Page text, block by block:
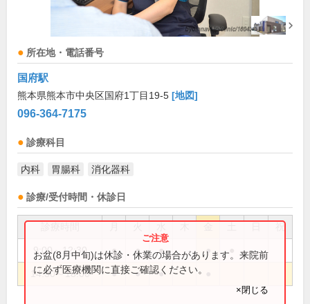
所在地・電話番号
国府駅
熊本県熊本市中央区国府1丁目19-5 [地図]
096-364-7175
診療科目
内科 胃腸科 消化器科
診療/受付時間・休診日
祝
9:00～12:30 ● ● ● ●
14:30～18:00 ● ● ●
お盆(8月中旬)は休診・休業の場合があります。来院前
に必ず医療機関に直接ご確認ください。
×閉じる